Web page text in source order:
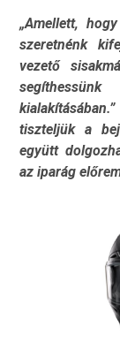
„Amellett,
szeretnénk
vezető
kialakításában.”
tiszteljük a
együtt
az iparág